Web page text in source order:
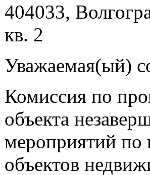
404033,
кв. 2
Уважаемая(ый)
Комиссия по
объекта
мероприятий по
объектов